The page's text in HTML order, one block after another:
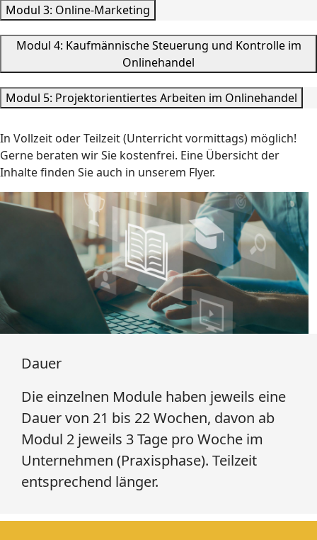
Modul 3: Online-Marketing
Modul 4: Kaufmännische Steuerung und Kontrolle im
Onlinehandel
Modul 5: Projektorientiertes Arbeiten im Onlinehandel
In Vollzeit oder Teilzeit (Unterricht vormittags) möglich!
Gerne beraten wir Sie kostenfrei. Eine Übersicht der
Inhalte finden Sie auch in unserem Flyer.
Dauer
Die einzelnen Module haben jeweils eine
Dauer von 21 bis 22 Wochen, davon ab
Modul 2 jeweils 3 Tage pro Woche im
Unternehmen (Praxisphase). Teilzeit
entsprechend länger.